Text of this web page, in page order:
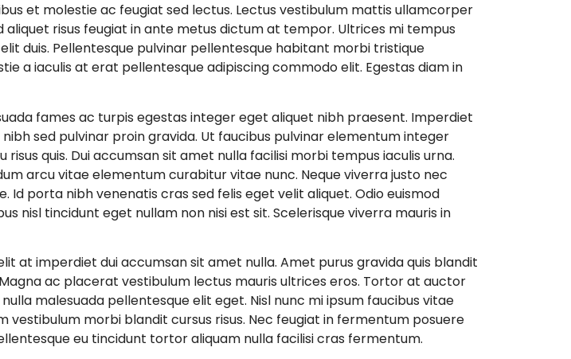
et molestie ac feugiat sed lectus. Lectus vestibulum mattis ullamcorper
risus feugiat in ante metus dictum at tempor. Ultrices mi tempus
duis. Pellentesque pulvinar pellentesque habitant morbi tristique
a iaculis at erat pellentesque adipiscing commodo elit. Egestas diam in
fames ac turpis egestas integer eget aliquet nibh praesent. Imperdiet
sed pulvinar proin gravida. Ut faucibus pulvinar elementum integer
quis. Dui accumsan sit amet nulla facilisi morbi tempus iaculis urna.
arcu vitae elementum curabitur vitae nunc. Neque viverra justo nec
Id porta nibh venenatis cras sed felis eget velit aliquet. Odio euismod
nisl tincidunt eget nullam non nisi est sit. Scelerisque viverra mauris in
at imperdiet dui accumsan sit amet nulla. Amet purus gravida quis blandit
ac placerat vestibulum lectus mauris ultrices eros. Tortor at auctor
malesuada pellentesque elit eget. Nisl nunc mi ipsum faucibus vitae
morbi blandit cursus risus. Nec feugiat in fermentum posuere
eu tincidunt tortor aliquam nulla facilisi cras fermentum.